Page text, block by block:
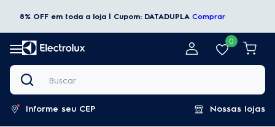
8% OFF em toda a loja | Cupom: DATADUPLA Comprar
0
Buscar
Informe seu CEP Nossas lojas